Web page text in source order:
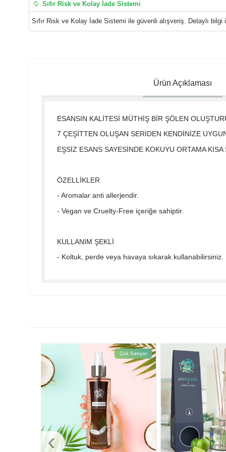
Sıfır Risk ve Kolay İade Sistemi
Sıfır Risk ve Kolay İade Sistemi ile güvenli alışveriş. Detaylı bilgi
Ürün Açıklaması
ESANSIN KALİTESİ MÜTHİŞ BİR ŞÖLEN
7 ÇEŞİTTEN OLUŞAN SERİDEN KENDİNİZE
EŞSİZ ESANS SAYESİNDE KOKUYU ORTAMA
ÖZELLİKLER
- Aromalar anti allerjendir.
- Vegan ve Cruelty-Free içeriğe sahiptir.
KULLANIM ŞEKLİ
- Koltuk, perde veya havaya sıkarak kullanabilirsiniz.
Çok Satıyor
‹